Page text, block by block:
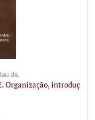
de.
Organização, introduç